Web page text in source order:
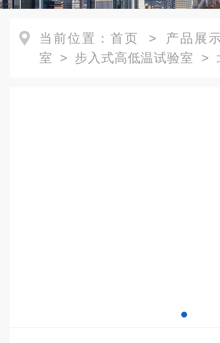
当前位置： 首页 > 产品展
室 > 步入式高低温试验室 >